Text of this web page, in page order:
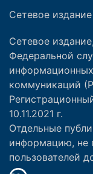
Сетевое
Сетевое
Федеральной
коммуникаций
10.11.2021 г.
Отдельные
информацию, не
пользователей